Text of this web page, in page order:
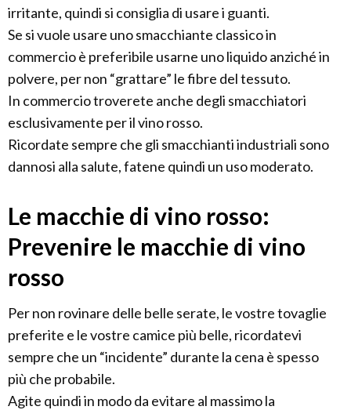
irritante, quindi si consiglia di usare i guanti.
Se si vuole usare uno smacchiante classico in
commercio è preferibile usarne uno liquido anziché in
polvere, per non “grattare” le fibre del tessuto.
In commercio troverete anche degli smacchiatori
esclusivamente per il vino rosso.
Ricordate sempre che gli smacchianti industriali sono
dannosi alla salute, fatene quindi un uso moderato.
Le macchie di vino rosso:
Prevenire le macchie di vino
rosso
Per non rovinare delle belle serate, le vostre tovaglie
preferite e le vostre camice più belle, ricordatevi
sempre che un “incidente” durante la cena è spesso
più che probabile.
Agite quindi in modo da evitare al massimo la